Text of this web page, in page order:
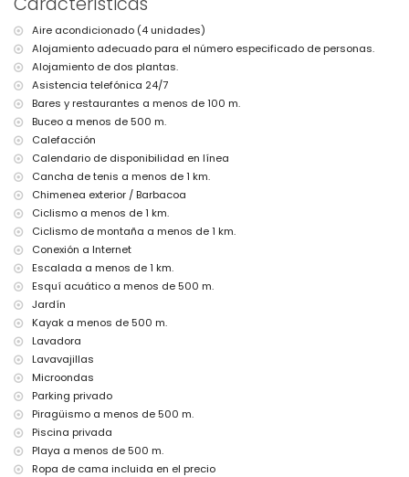
ribera u orilla más cercana a menos de 500 metros de la vivienda
playa más cercana: Playa de perros - "Les Urques" (a menos de 500
metros de la vivienda)
puerto más cercano a menos de 500 metros de la vivienda
aeropuerto más cercano: Alicante (a menos de 100 kilómetros de la
vivienda)
segundo aeropuerto más cercano: Valencia (> 100 kilómetros)
transporte público de la vivienda: tren a menos de 4 kilómetros
El alojamiento es muy apto para familias con niños
Instalaciones y servicios incluidos en el precio del alquiler de la
vivienda
internet (WiFi)
aspiradora y plancha de ropa y tabla de planchar
ropa de cama y toallas
horas
calefacción central
Instalaciones y servicios con suplemento de precio
aire acondicionado
cama adicional y cama infantil/cuna (bajo petición)
Entretenimiento y actividades de ocio para sus vacaciones en
Calpe, Costa Blanca
bar y paseo (a menos de 500 metros de la casa)
cine, discoteca y club nocturno (a menos de 5 kilómetros de la casa)
Lugares de interés y cultura en Calpe, Costa Blanca
Aire acondicionado (4 unidades)
Alojamiento adecuado para el número especificado de personas.
Alojamiento de dos plantas.
Asistencia telefónica 24/7
Bares y restaurantes a menos de 100 m.
Buceo a menos de 500 m.
Calefacción
Calendario de disponibilidad en línea
Cancha de tenis a menos de 1 km.
Chimenea exterior / Barbacoa
Ciclismo a menos de 1 km.
Ciclismo de montaña a menos de 1 km.
Conexión a Internet
Escalada a menos de 1 km.
Esquí acuático a menos de 500 m.
Jardín
Kayak a menos de 500 m.
Lavadora
Lavavajillas
Microondas
Parking privado
Piragüismo a menos de 500 m.
Piscina privada
Playa a menos de 500 m.
Ropa de cama incluida en el precio